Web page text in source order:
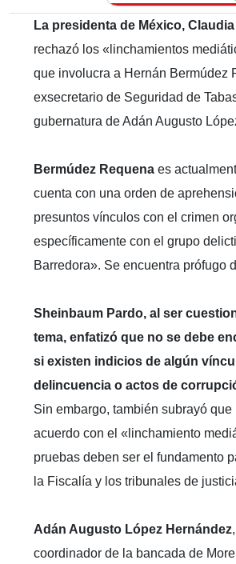
La presidenta de México,
rechazó los «linchamientos
que involucra a Hernán Bermúdez
exsecretario de Seguridad de
gubernatura de Adán Augusto
Bermúdez Requena es
cuenta con una orden de
presuntos vínculos con el crimen
específicamente con el grupo
Barredora». Se encuentra prófugo
Sheinbaum Pardo, al ser
tema, enfatizó que no se debe
si existen indicios de algún
delincuencia o actos de
Sin embargo, también subrayó que
acuerdo con el «linchamiento
pruebas deben ser el fundamento
la Fiscalía y los tribunales de
Adán Augusto López Hernández
coordinador de la bancada de